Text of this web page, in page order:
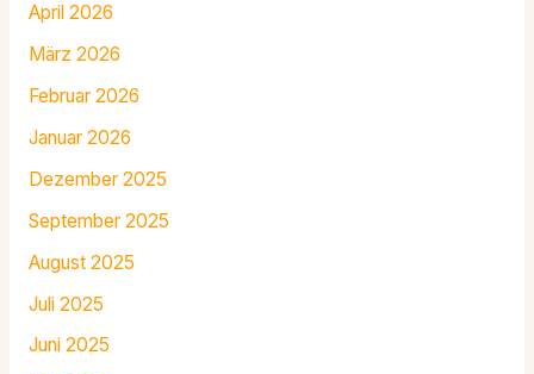
April 2026
März 2026
Februar 2026
Januar 2026
Dezember 2025
September 2025
August 2025
Juli 2025
Juni 2025